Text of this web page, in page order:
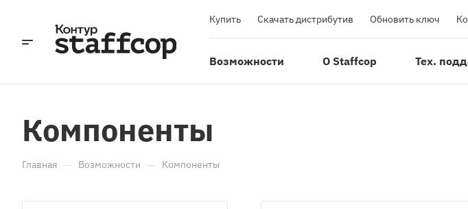
Купить Скачать дистрибутив Обновить ключ
Возможности О Staffcop Тех.
Компоненты
Главная — Возможности — Компоненты